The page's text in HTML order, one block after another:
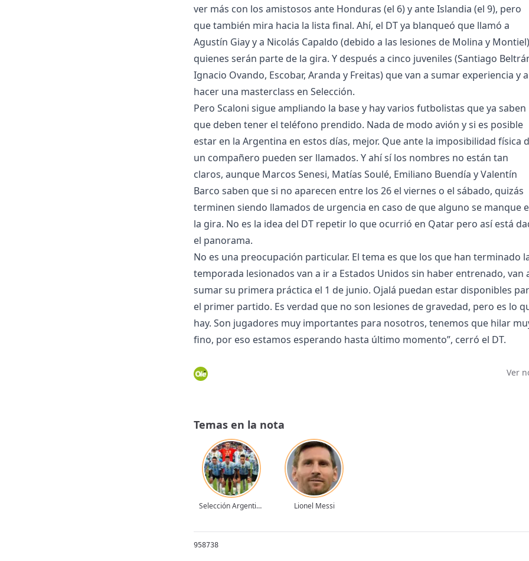
ver más con los amistosos ante Honduras (el 6) y ante Islandia (el 9), pero
que también mira hacia la lista final. Ahí, el DT ya blanqueó que llamó a
Agustín Giay y a Nicolás Capaldo (debido a las lesiones de Molina y
quienes serán parte de la gira. Y después a cinco juveniles (Santiago
Ignacio Ovando, Escobar, Aranda y Freitas) que van a sumar experiencia y a
hacer una masterclass en Selección.
Pero Scaloni sigue ampliando la base y hay varios futbolistas que ya saben
que deben tener el teléfono prendido. Nada de modo avión y si es posible
estar en la Argentina en estos días, mejor. Que ante la imposibilidad física
un compañero pueden ser llamados. Y ahí sí los nombres no están tan
claros, aunque Marcos Senesi, Matías Soulé, Emiliano Buendía y Valentín
Barco saben que si no aparecen entre los 26 el viernes o el sábado, quizás
terminen siendo llamados de urgencia en caso de que alguno se manque
la gira. No es la idea del DT repetir lo que ocurrió en Qatar pero así está
el panorama.
No es una preocupación particular. El tema es que los que han terminado
temporada lesionados van a ir a Estados Unidos sin haber entrenado, van
sumar su primera práctica el 1 de junio. Ojalá puedan estar disponibles
el primer partido. Es verdad que no son lesiones de gravedad, pero es lo
hay. Son jugadores muy importantes para nosotros, tenemos que hilar
fino, por eso estamos esperando hasta último momento”, cerró el DT.
Ver
Temas en la nota
Selección Argentina Lionel Messi
958738